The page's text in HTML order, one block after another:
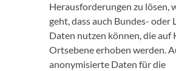
Herausforderungen zu lösen,
geht, dass auch Bundes- oder
Daten nutzen können, die auf
Ortsebene erhoben werden.
anonymisierte Daten für die